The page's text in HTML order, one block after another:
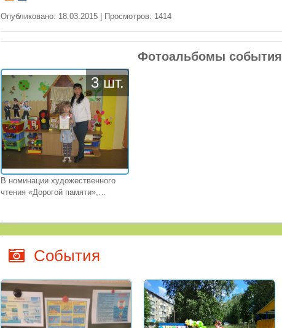
Опубликовано: 18.03.2015 | Просмотров: 1414
Фотоальбомы события
3 шт.
В номинации художественного
чтения «Дорогой памяти»,
События